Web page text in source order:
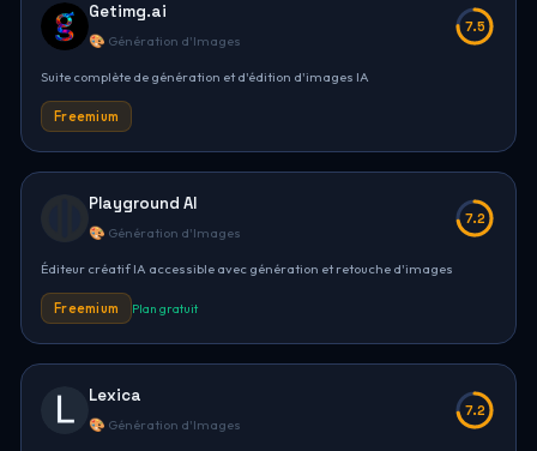
Getimg.ai
🎨 Génération d'Images
7.5
Suite complète de génération et d'édition d'images IA
Freemium
Playground AI
🎨 Génération d'Images
7.2
Éditeur créatif IA accessible avec génération et retouche d'images
Freemium Plan gratuit
Lexica
🎨 Génération d'Images
7.2